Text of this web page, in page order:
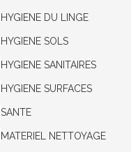
HYGIENE DU LINGE
HYGIENE SOLS
HYGIENE SANITAIRES
HYGIENE SURFACES
SANTE
MATERIEL NETTOYAGE